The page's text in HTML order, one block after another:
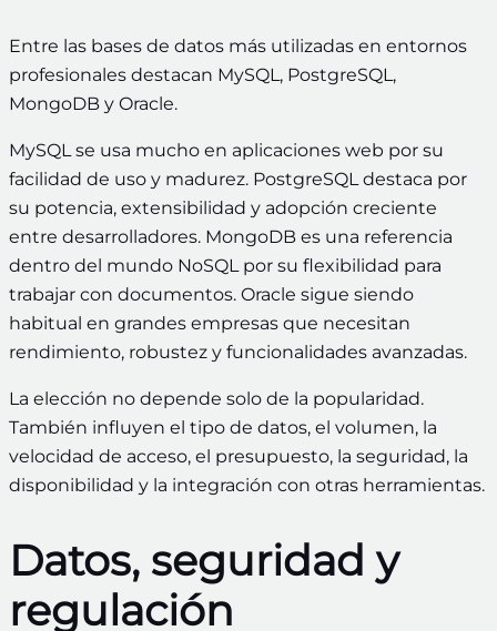
Entre las bases de datos más utilizadas en entornos
profesionales destacan MySQL, PostgreSQL,
MongoDB y Oracle.
MySQL se usa mucho en aplicaciones web por su
facilidad de uso y madurez. PostgreSQL destaca por
su potencia, extensibilidad y adopción creciente
entre desarrolladores. MongoDB es una referencia
dentro del mundo NoSQL por su flexibilidad para
trabajar con documentos. Oracle sigue siendo
habitual en grandes empresas que necesitan
rendimiento, robustez y funcionalidades avanzadas.
La elección no depende solo de la popularidad.
También influyen el tipo de datos, el volumen, la
velocidad de acceso, el presupuesto, la seguridad, la
disponibilidad y la integración con otras herramientas.
Datos, seguridad y
regulación